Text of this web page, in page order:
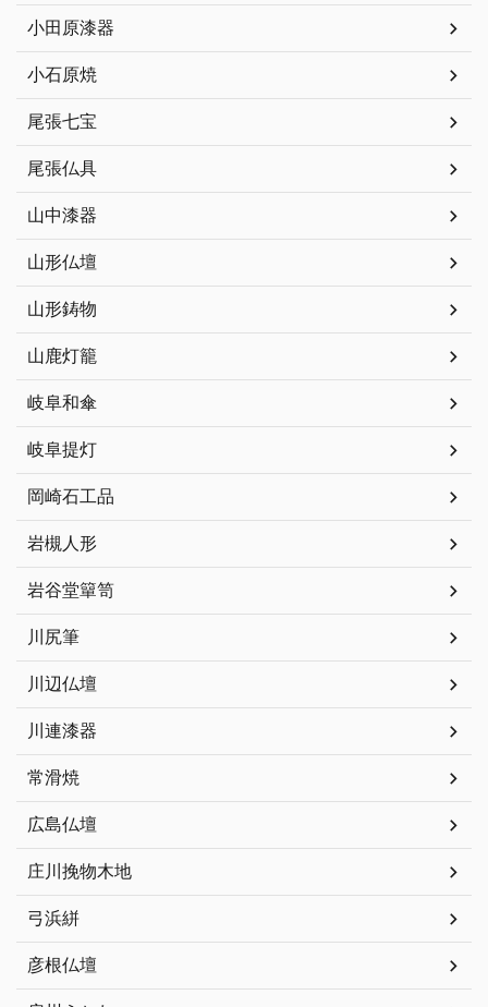
小田原漆器
小石原焼
尾張七宝
尾張仏具
山中漆器
山形仏壇
山形鋳物
山鹿灯籠
岐阜和傘
岐阜提灯
岡崎石工品
岩槻人形
岩谷堂簞笥
川尻筆
川辺仏壇
川連漆器
常滑焼
広島仏壇
庄川挽物木地
弓浜絣
彦根仏壇